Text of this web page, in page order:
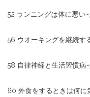
52 ランニングは体に悪い
56 ウオーキングを継続す
58 自律神経と生活習慣病
60 外食をするときは何に